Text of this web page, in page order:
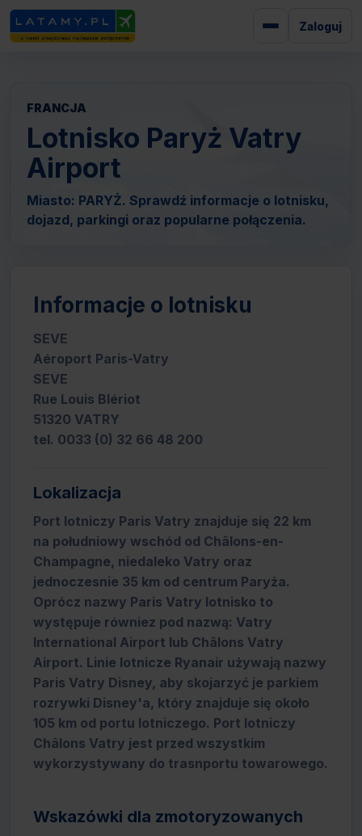
Zaloguj
FRANCJA
Lotnisko Paryż Vatry
Airport
Miasto: PARYŻ. Sprawdź informacje o lotnisku,
dojazd, parkingi oraz popularne połączenia.
Informacje o lotnisku
SEVE
Aéroport Paris-Vatry
SEVE
Rue Louis Blériot
51320 VATRY
tel. 0033 (0) 32 66 48 200
Lokalizacja
Port lotniczy Paris Vatry znajduje się 22 km
na południowy wschód od Châlons-en-
Champagne, niedaleko Vatry oraz
jednoczesnie 35 km od centrum Paryża.
Oprócz nazwy Paris Vatry lotnisko to
występuje równiez pod nazwą: Vatry
International Airport lub Châlons Vatry
Airport. Linie lotnicze Ryanair używają nazwy
Paris Vatry Disney, aby skojarzyć je parkiem
rozrywki Disney'a, który znajduje się około
105 km od portu lotniczego. Port lotniczy
Châlons Vatry jest przed wszystkim
wykorzystywany do trasnportu towarowego.
Wskazówki dla zmotoryzowanych